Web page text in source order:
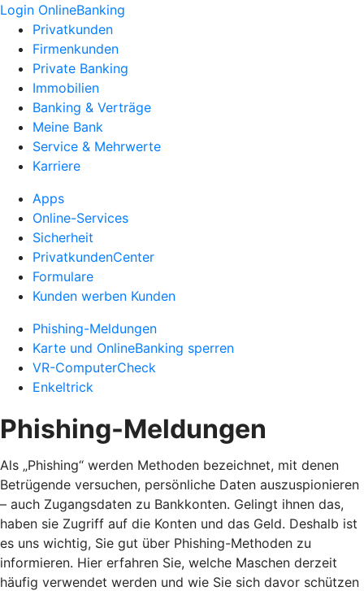
Login OnlineBanking
Privatkunden
Firmenkunden
Private Banking
Immobilien
Banking & Verträge
Meine Bank
Service & Mehrwerte
Karriere
Apps
Online-Services
Sicherheit
PrivatkundenCenter
Formulare
Kunden werben Kunden
Phishing-Meldungen
Karte und OnlineBanking sperren
VR-ComputerCheck
Enkeltrick
Phishing-Meldungen
Als „Phishing“ werden Methoden bezeichnet, mit denen
Betrügende versuchen, persönliche Daten auszuspionieren
– auch Zugangsdaten zu Bankkonten. Gelingt ihnen das,
haben sie Zugriff auf die Konten und das Geld. Deshalb ist
es uns wichtig, Sie gut über Phishing-Methoden zu
informieren. Hier erfahren Sie, welche Maschen derzeit
häufig verwendet werden und wie Sie sich davor schützen